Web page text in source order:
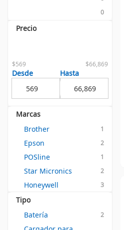
0
Precio
$569 $66,869
Desde Hasta
Marcas
Brother
1
Epson 2
POSline 1
Star Micronics 2
Honeywell 3
Tipo
Batería
2